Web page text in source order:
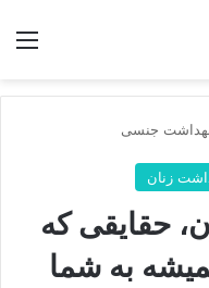
جنسی
زنان
حقایقی که
به شما